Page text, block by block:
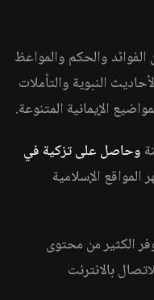
والحكم والمواعظ
النبوية والتأملات
الإيمانية المتنوعة.
وحاصل على تزكية في
المواقع الإسلامية
الكثير من محتوى
بالانترنت